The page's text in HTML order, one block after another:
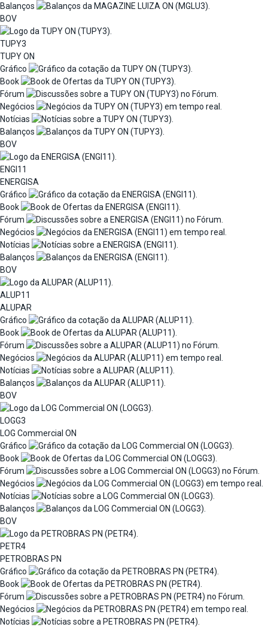
Balanços
BOV
TUPY3
TUPY ON
Gráfico
Book
Fórum
Negócios
Notícias
Balanços
BOV
ENGI11
ENERGISA
Gráfico
Book
Fórum
Negócios
Notícias
Balanços
BOV
ALUP11
ALUPAR
Gráfico
Book
Fórum
Negócios
Notícias
Balanços
BOV
LOGG3
LOG Commercial ON
Gráfico
Book
Fórum
Negócios
Notícias
Balanços
BOV
PETR4
PETROBRAS PN
Gráfico
Book
Fórum
Negócios
Notícias